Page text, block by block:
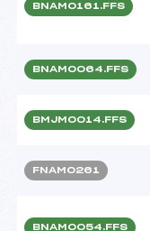
BNAM0161.FFS
BNAM0064.FFS
BMJM0014.FFS
FNAM0261
BNAM0054.FFS